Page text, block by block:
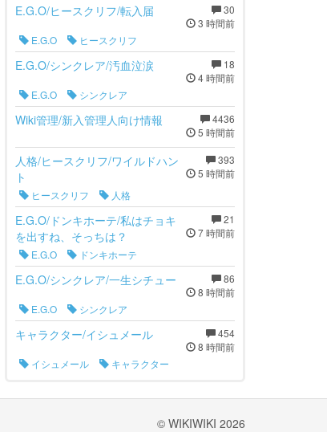
30
3 時間前
E.G.O/ヒースクリフ/転入届
E.G.O
ヒースクリフ
18
4 時間前
E.G.O/シンクレア/汚血泣涙
E.G.O
シンクレア
4436
5 時間前
Wiki管理/新入管理人向け情報
393
5 時間前
人格/ヒースクリフ/ワイルドハン
ト
ヒースクリフ
人格
21
7 時間前
E.G.O/ドンキホーテ/私はチョキ
を出すね、そっちは？
E.G.O
ドンキホーテ
86
8 時間前
E.G.O/シンクレア/一生シチュー
E.G.O
シンクレア
454
8 時間前
キャラクター/イシュメール
イシュメール キャラクター
© WIKIWIKI 2026